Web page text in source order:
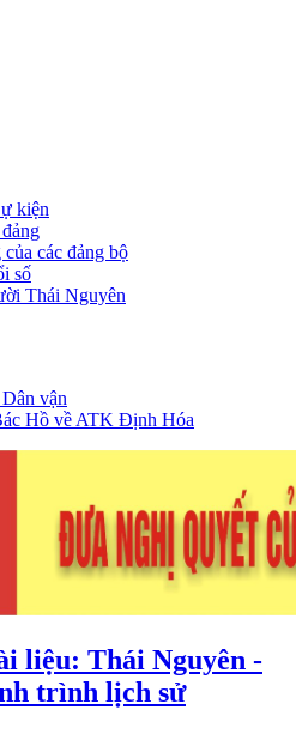
kiện
các đảng bộ
số
Thái Nguyên
vận
Hồ về ATK Định Hóa
liệu: Thái Nguyên -
trình lịch sử